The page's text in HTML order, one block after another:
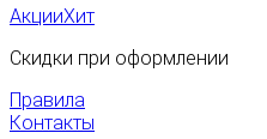
АкцииХит
Скидки при оформлении
Правила
Контакты